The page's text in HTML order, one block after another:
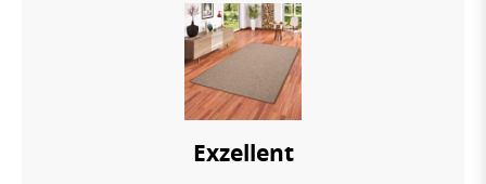
Exzellent